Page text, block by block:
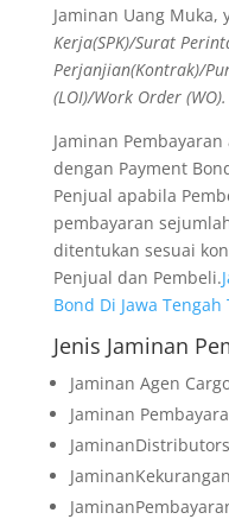
Jaminan Uang Muka,
Kerja(SPK)/Surat
Perjanjian(Kontrak)/
(LOI)/Work Order (WO).
Jaminan
dengan Payment
Penjual apabila
pembayaran
ditentukan sesuai
Penjual dan Pembeli.
Bond Di Jawa
Jenis Jaminan
Jaminan Agen
Jaminan